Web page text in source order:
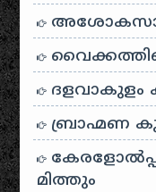
ദളവാകുളം
ബ്രാഹ്മണ
മിത്തും